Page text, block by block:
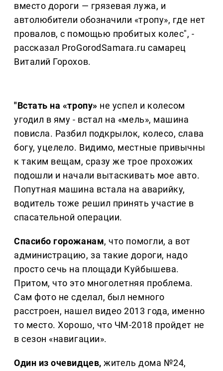
вместо дороги — грязевая лужа, и
автолюбители обозначили «тропу», где нет
провалов, с помощью пробитых колес", -
рассказал ProGorodSamara.ru самарец
Виталий Горохов.
"Встать на «тропу» не успел и колесом
угодил в яму - встал на «мель», машина
повисла. Разбил подкрылок, колесо, слава
богу, уцелело. Видимо, местные привычны
к таким вещам, сразу же трое прохожих
подошли и начали вытаскивать мое авто.
Попутная машина встала на аварийку,
водитель тоже решил принять участие в
спасательной операции.
Спасибо горожанам, что помогли, а вот
администрацию, за такие дороги, надо
просто сечь на площади Куйбышева.
Притом, что это многолетняя проблема.
Сам фото не сделал, был немного
расстроен, нашел видео 2013 года, именно
то место. Хорошо, что ЧМ-2018 пройдет не
в сезон «навигации».
Один из очевидцев, житель дома №24,